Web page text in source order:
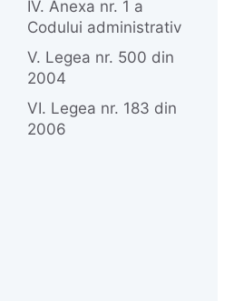
IV. Anexa nr. 1 a
Codului administrativ
V. Legea nr. 500 din
2004
VI. Legea nr. 183 din
2006